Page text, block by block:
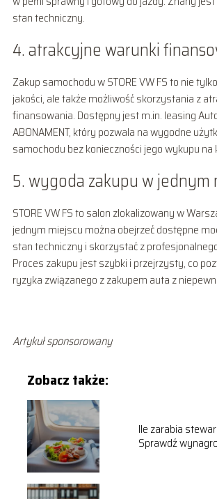
stan techniczny.
4. atrakcyjne warunki
Zakup samochodu w STORE VW FS to nie
jakości, ale także możliwość skorzystania z
finansowania. Dostępny jest m.in. leasing
ABONAMENT, który pozwala na wygodne
samochodu bez konieczności jego wykupu
5. wygoda zakupu w jednym
STORE VW FS to salon zlokalizowany w
jednym miejscu można obejrzeć dostępne
stan techniczny i skorzystać z
Proces zakupu jest szybki i przejrzysty, co
ryzyka związanego z zakupem auta z
Artykuł sponsorowany
Zobacz także:
Ile zarabia
Sprawdź